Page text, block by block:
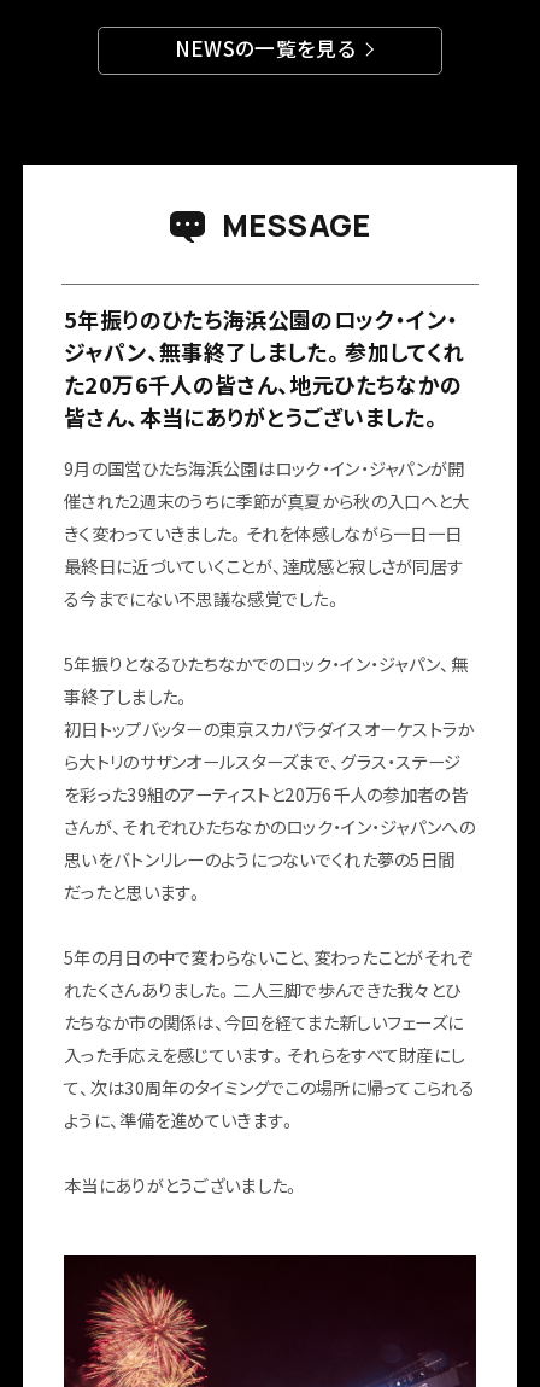
よくある質問
最新情報 メッセージ 開催概要
NEWSの一覧を見る
MESSAGE
5年振りのひたち海浜公園のロック・イン・
ジャパン、無事終了しました。参加してくれ
た20万6千人の皆さん、地元ひたちなかの
皆さん、本当にありがとうございました。
9月の国営ひたち海浜公園はロック・イン・ジャパンが開
催された2週末のうちに季節が真夏から秋の入口へと大
きく変わっていきました。それを体感しながら一日一日
最終日に近づいていくことが、達成感と寂しさが同居す
る今までにない不思議な感覚でした。
5年振りとなるひたちなかでのロック・イン・ジャパン、無
事終了しました。
初日トップバッターの東京スカパラダイスオーケストラか
ら大トリのサザンオールスターズまで、グラス・ステージ
を彩った39組のアーティストと20万6千人の参加者の皆
さんが、それぞれひたちなかのロック・イン・ジャパンへの
思いをバトンリレーのようにつないでくれた夢の5日間
だったと思います。
5年の月日の中で変わらないこと、変わったことがそれぞ
れたくさんありました。二人三脚で歩んできた我々とひ
たちなか市の関係は、今回を経てまた新しいフェーズに
入った手応えを感じています。それらをすべて財産にし
て、次は30周年のタイミングでこの場所に帰ってこられる
ように、準備を進めていきます。
本当にありがとうございました。